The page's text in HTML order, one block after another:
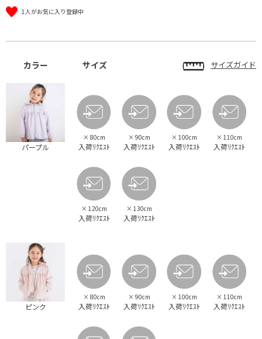
1人がお気に入り登録中
カラー サイズ サイズガイド
パープル
× 80cm
入荷ﾘｸｴｽﾄ
× 90cm
入荷ﾘｸｴｽﾄ
× 100cm
入荷ﾘｸｴｽﾄ
× 110cm
入荷ﾘｸｴｽﾄ
× 120cm
入荷ﾘｸｴｽﾄ
× 130cm
入荷ﾘｸｴｽﾄ
ピンク
× 80cm
入荷ﾘｸｴｽﾄ
× 90cm
入荷ﾘｸｴｽﾄ
× 100cm
入荷ﾘｸｴｽﾄ
× 110cm
入荷ﾘｸｴｽﾄ